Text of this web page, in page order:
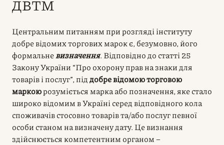
ДВТМ
Центральним питанням при розгляді інституту
добре відомих торгових марок є, безумовно, його
формальневизначення. Відповідно до статті 25
Закону України “Про охорону прав на знаки для
товарів і послуг”, піддобре відомою торговою
маркоюрозуміється марка або позначення, яке стало
широко відомим в Україні серед відповідного кола
споживачів стосовно товарів та/або послуг певної
особи станом на визначену дату. Це визнання
здійснюється компетентним органом –